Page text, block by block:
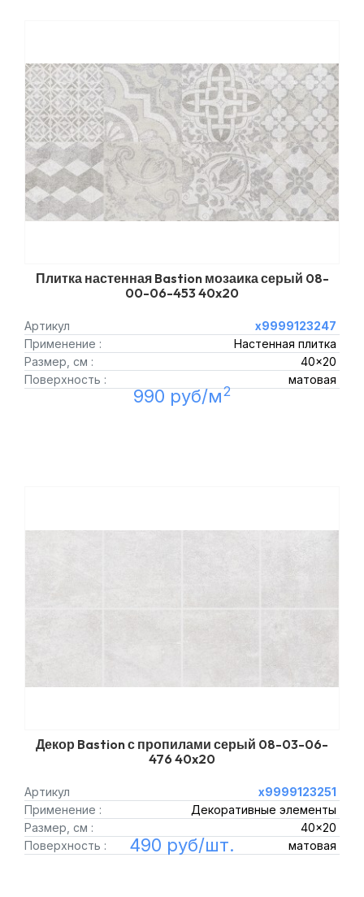
Плитка настенная Bastion мозаика серый 08-
00-06-453 40x20
Артикул
х9999123247
Применение :
Настенная плитка
Размер, см :
40x20
Поверхность :
матовая
990 руб/м2
Декор Bastion с пропилами серый 08-03-06-
476 40x20
Артикул
х9999123251
Применение :
Декоративные элементы
Размер, см :
40x20
Поверхность :
матовая
490 руб/шт.